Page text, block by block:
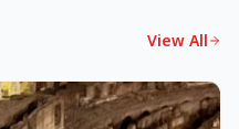
View All